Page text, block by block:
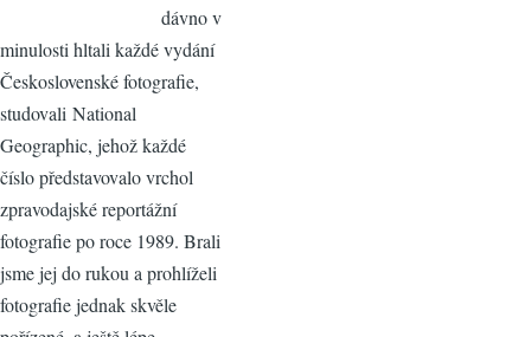
dávno v
minulosti hltali každé vydání
Československé fotografie,
studovali National
Geographic, jehož každé
číslo představovalo vrchol
zpravodajské reportážní
fotografie po roce 1989. Brali
jsme jej do rukou a prohlíželi
fotografie jednak skvěle